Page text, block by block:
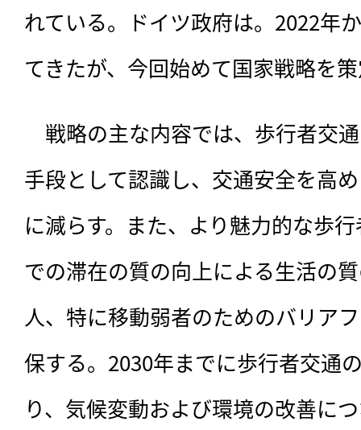
れている。ドイツ政府は。2022年
てきたが、今回始めて国家戦略を
戦略の主な内容では、歩行者交
手段として認識し、交通安全を高
に減らす。また、より魅力的な歩
での滞在の質の向上による生活の
人、特に移動弱者のためのバリア
保する。2030年までに歩行者交通
り、気候変動および環境の改善に